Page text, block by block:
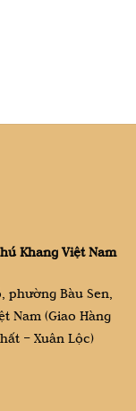
Khang Việt Nam
Bàu Sen,
Nam (Giao Hàng
– Xuân Lộc)